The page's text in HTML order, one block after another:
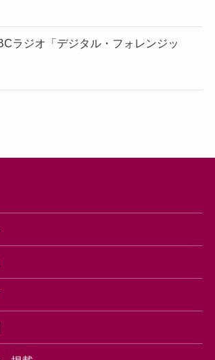
ラジオ「デジタル・フォレンジッ